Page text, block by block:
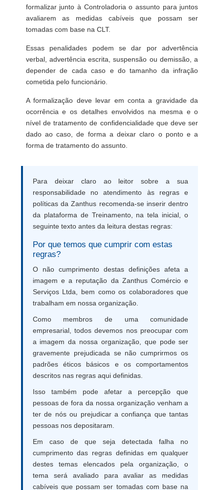
formalizar junto à Controladoria o assunto para juntos
avaliarem as medidas cabíveis que possam ser
tomadas com base na CLT.
Essas penalidades podem se dar por advertência
verbal, advertência escrita, suspensão ou demissão, a
depender de cada caso e do tamanho da infração
cometida pelo funcionário.
A formalização deve levar em conta a gravidade da
ocorrência e os detalhes envolvidos na mesma e o
nível de tratamento de confidencialidade que deve ser
dado ao caso, de forma a deixar claro o ponto e a
forma de tratamento do assunto.
Para deixar claro ao leitor sobre a sua
responsabilidade no atendimento às regras e
políticas da Zanthus recomenda-se inserir dentro
da plataforma de Treinamento, na tela inicial, o
seguinte texto antes da leitura destas regras:
Por que temos que cumprir com estas
regras?
O não cumprimento destas definições afeta a
imagem e a reputação da Zanthus Comércio e
Serviços Ltda, bem como os colaboradores que
trabalham em nossa organização.
Como membros de uma comunidade
empresarial, todos devemos nos preocupar com
a imagem da nossa organização, que pode ser
gravemente prejudicada se não cumprirmos os
padrões éticos básicos e os comportamentos
descritos nas regras aqui definidas.
Isso também pode afetar a percepção que
pessoas de fora da nossa organização venham a
ter de nós ou prejudicar a confiança que tantas
pessoas nos depositaram.
Em caso de que seja detectada falha no
cumprimento das regras definidas em qualquer
destes temas elencados pela organização, o
tema será avaliado para avaliar as medidas
cabíveis que possam ser tomadas com base na